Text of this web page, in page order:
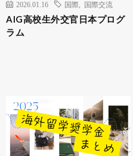
2026.01.16 国際 国際交流
AIG高校生外交官日本プログ
ラム